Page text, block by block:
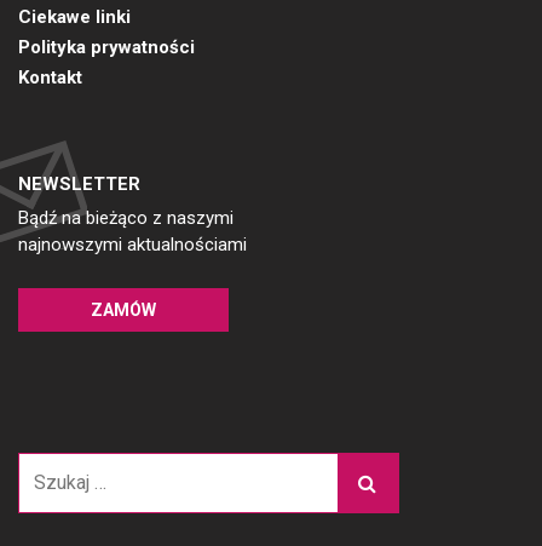
Ciekawe linki
Polityka prywatności
Kontakt
NEWSLETTER
Bądź na bieżąco z naszymi
najnowszymi aktualnościami
ZAMÓW